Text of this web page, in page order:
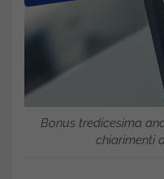
Bonus tredicesima
chiarimenti